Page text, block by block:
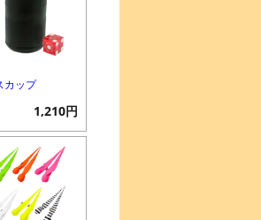
カップ
1,210円